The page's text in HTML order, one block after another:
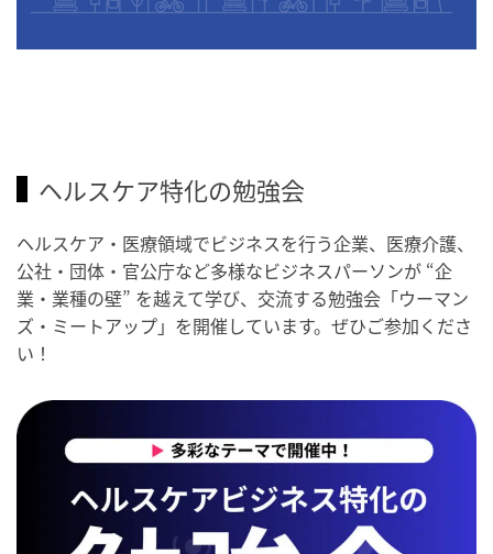
ヘルスケア特化の勉強会
ヘルスケア・医療領域でビジネスを行う企業、医療介護、
公社・団体・官公庁など多様なビジネスパーソンが “企
業・業種の壁” を越えて学び、交流する勉強会「ウーマン
ズ・ミートアップ」を開催しています。ぜひご参加くださ
い！